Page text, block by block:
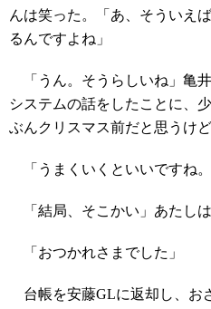
んは笑った。「あ、そういえ
るんですよね」
「うん。そうらしいね」亀
システムの話をしたことに、
ぶんクリスマス前だと思うけど
「うまくいくといいですね。
「結局、そこかい」あたしは
「おつかれさまでした」
台帳を安藤GLに返却し、お